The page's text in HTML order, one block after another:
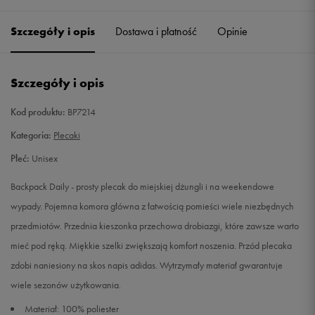
Szczegóły i opis Dostawa i płatność Opinie
Szczegóły i opis
Kod produktu: BP7214
Kategoria: Plecaki
Płeć: Unisex
Backpack Daily - prosty plecak do miejskiej dżungli i na weekendowe
wypady. Pojemna komora główna z łatwością pomieści wiele niezbędnych
przedmiotów. Przednia kieszonka przechowa drobiazgi, które zawsze warto
mieć pod ręką. Miękkie szelki zwiększają komfort noszenia. Przód plecaka
zdobi naniesiony na skos napis adidas. Wytrzymały materiał gwarantuje
wiele sezonów użytkowania.
Materiał: 100% poliester